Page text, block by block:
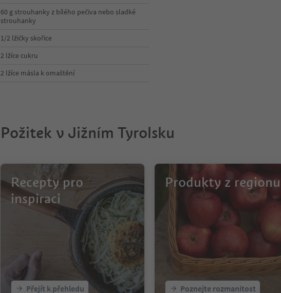
60 g strouhanky z bílého pečiva nebo sladké
strouhanky
1/2 lžičky skořice
2 lžíce cukru
2 lžíce másla k omaštění
Požitek v Jižním Tyrolsku
Recepty pro
inspiraci
Přejít k přehledu
Produkty z regionu
Poznejte rozmanitost